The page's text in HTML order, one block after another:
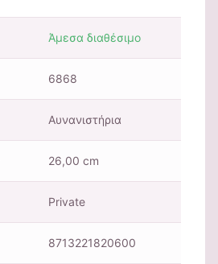
Άμεσα διαθέσιμο
6868
Αυνανιστήρια
26,00 cm
Private
8713221820600